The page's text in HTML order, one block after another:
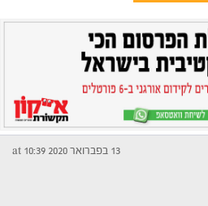
13 בפברואר 2020 at 10:39